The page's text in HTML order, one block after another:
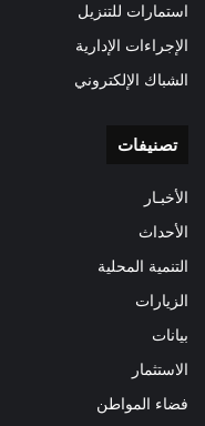
استمارات للتنزيل
الإجراءات الإدارية
الشباك الإلكتروني
تصنيفات
الأخبـار
الأحداث
التنمية المحلية
الزيارات
بيانات
الاستثمار
فضاء المواطن